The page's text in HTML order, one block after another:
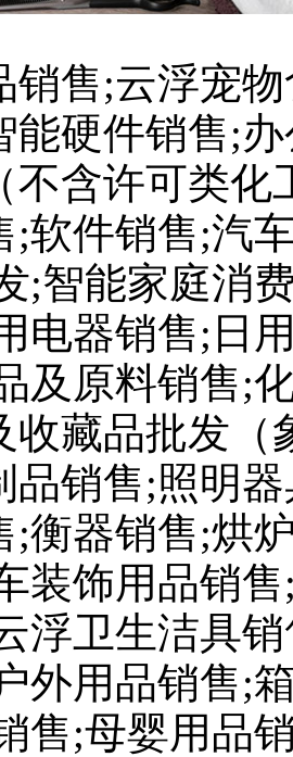
销售;云浮宠
能硬件销售;
不含许可类
;软件销售;汽
;智能家庭消
电器销售;日
及原料销售;
收藏品批发（
品销售;照明
;衡器销售;烘
装饰用品销
浮卫生洁具
外用品销售;
售;母婴用品